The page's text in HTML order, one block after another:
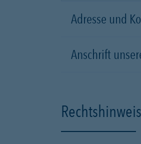
Adresse und
Anschrift